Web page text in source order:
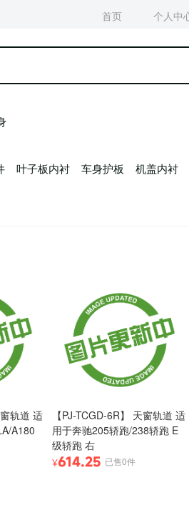
叶子板内衬 车身护板 机盖内衬
轨道 适
A180
【PJ-TCGD-6R】 天窗轨道 适
用于奔驰205轿跑/238轿跑 E
级轿跑 右
¥614.25 已售0件